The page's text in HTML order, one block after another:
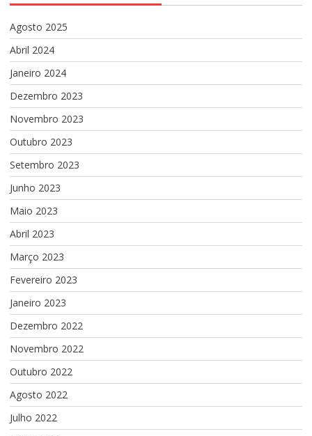
Agosto 2025
Abril 2024
Janeiro 2024
Dezembro 2023
Novembro 2023
Outubro 2023
Setembro 2023
Junho 2023
Maio 2023
Abril 2023
Março 2023
Fevereiro 2023
Janeiro 2023
Dezembro 2022
Novembro 2022
Outubro 2022
Agosto 2022
Julho 2022